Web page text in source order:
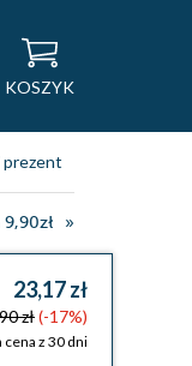
KOSZYK
prezent
23,17 zł
zł(-17%)
cena z 30 dni